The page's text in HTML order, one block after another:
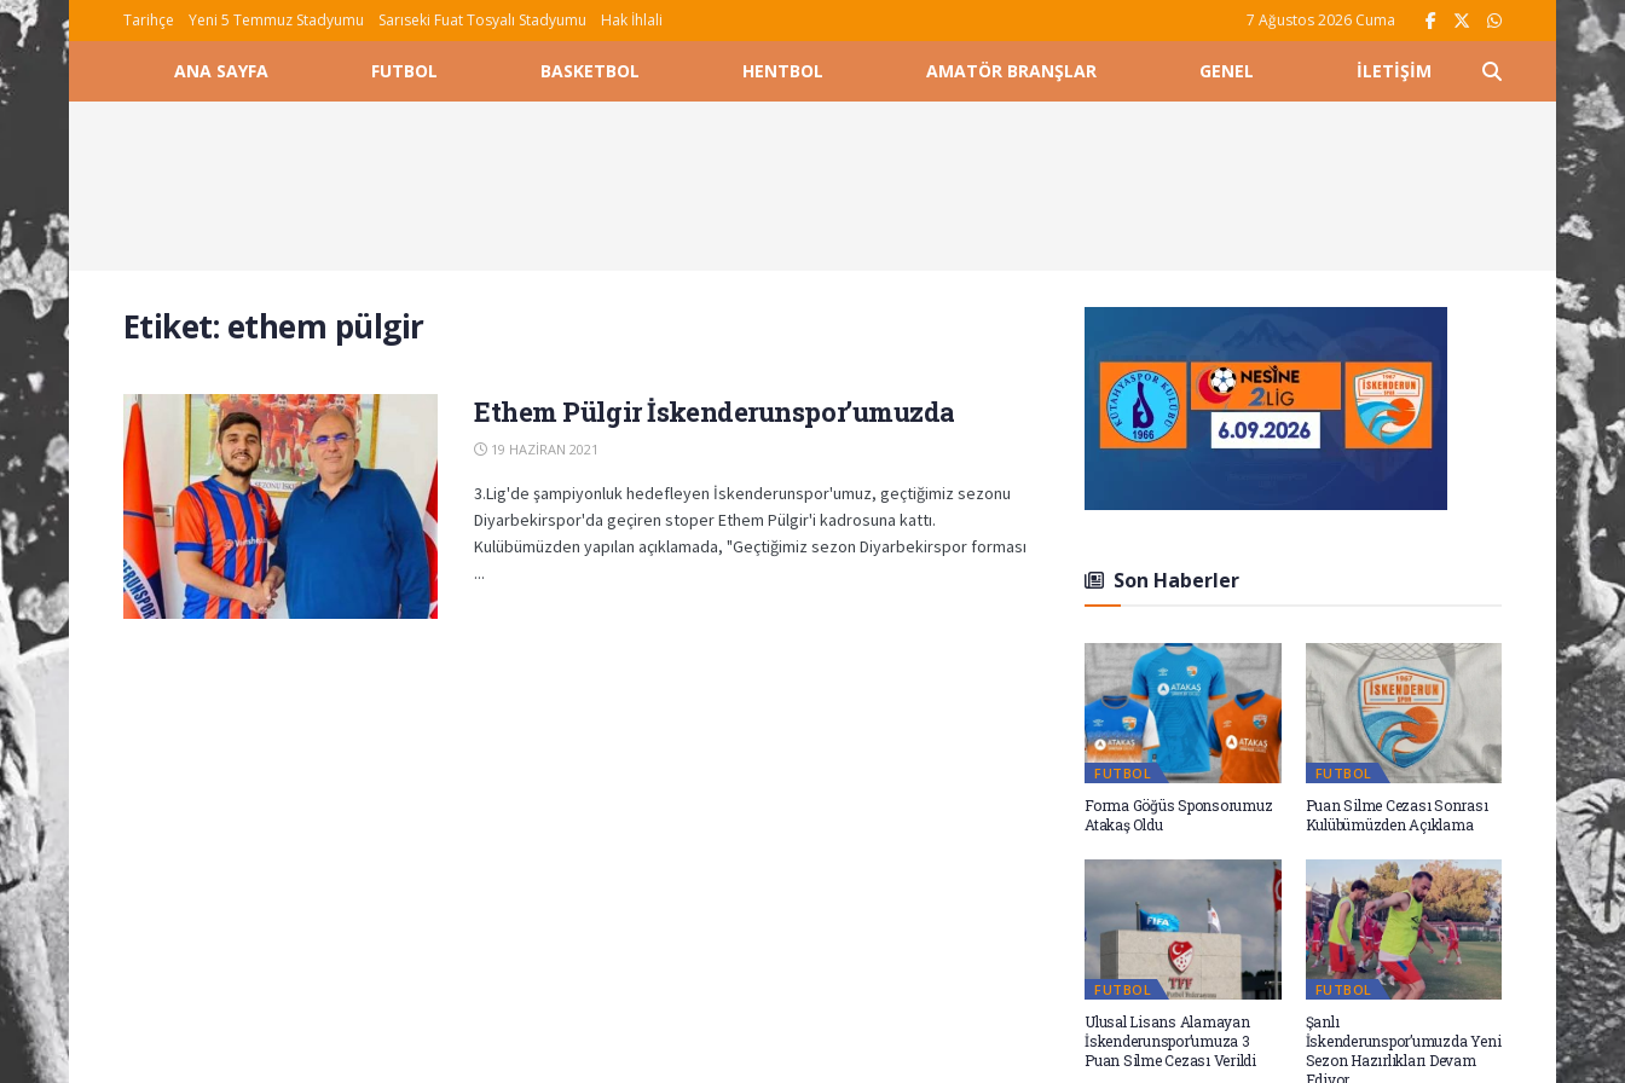
Tarihçe Yeni 5 Temmuz Stadyumu Sarıseki Fuat Tosyalı Stadyumu Hak İhlali 7 Ağustos 2026 Cuma
ANA SAYFA FUTBOL BASKETBOL HENTBOL AMATÖR BRANŞLAR GENEL İLETIŞIM
Etiket: ethem pülgir
Ethem Pülgir İskenderunspor’umuzda
19 HAZIRAN 2021
3.Lig'de şampiyonluk hedefleyen İskenderunspor'umuz, geçtiğimiz sezonu
Diyarbekirspor'da geçiren stoper Ethem Pülgir'i kadrosuna kattı.
Kulübümüzden yapılan açıklamada, "Geçtiğimiz sezon Diyarbekirspor forması
...
Son Haberler
FUTBOL
Forma Göğüs Sponsorumuz
Atakaş Oldu
FUTBOL
Puan Silme Cezası Sonrası
Kulübümüzden Açıklama
FUTBOL
Ulusal Lisans Alamayan
İskenderunspor’umuza 3
Puan Silme Cezası Verildi
FUTBOL
Şanlı
İskenderunspor’umuzda Yeni
Sezon Hazırlıkları Devam